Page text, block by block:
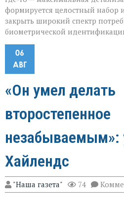
формируется целостный набор
закрыть широкий спектр
биометрической
06
АВГ
«Он умел делать
второстепенное
незабываемым»:
Хайлендс
"Наша газета" 74